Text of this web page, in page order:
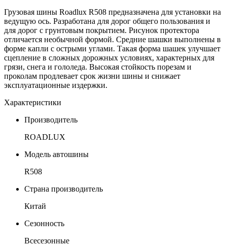
Грузовая шины Roadlux R508 предназначена для установки на
ведущую ось. Разработана для дорог общего пользования и
для дорог с грунтовым покрытием. Рисунок протектора
отличается необычной формой. Средние шашки выполнены в
форме капли с острыми углами. Такая форма шашек улучшает
сцепление в сложных дорожных условиях, характерных для
грязи, снега и гололеда. Высокая стойкость порезам и
проколам продлевает срок жизни шины и снижает
эксплуатационные издержки.
Характеристики
Производитель
ROADLUX
Модель автошины
R508
Страна производитель
Китай
Сезонность
Всесезонные